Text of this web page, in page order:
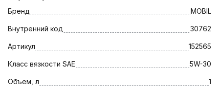
Бренд MOBIL
Внутренний код 30762
Артикул 152565
Класс вязкости SAE 5W-30
Объем, л 1